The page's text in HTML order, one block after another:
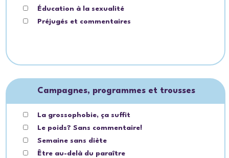
Éducation à la sexualité
Préjugés et commentaires
Campagnes, programmes et trousses
La grossophobie, ça suffit
Le poids? Sans commentaire!
Semaine sans diète
Être au-delà du paraître